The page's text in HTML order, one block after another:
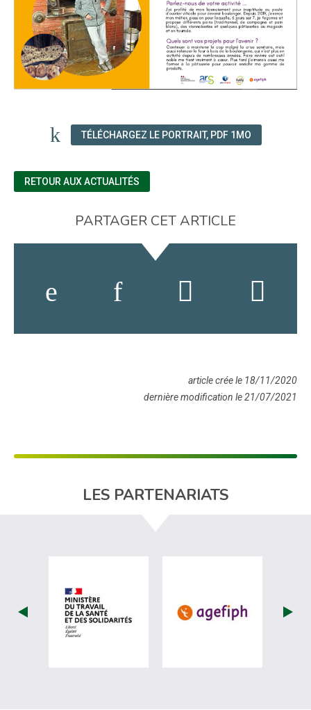
TÉLÉCHARGEZ LE PORTRAIT, PDF 1MO
RETOUR AUX ACTUALITÉS
PARTAGER CET ARTICLE
article crée le 18/11/2020
dernière modification le 21/07/2021
LES PARTENARIATS
visiter les site de Ministère du travail
visiter les